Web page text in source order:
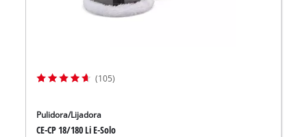
(105)
Pulidora/Lijadora
CE-CP 18/180 Li E-Solo